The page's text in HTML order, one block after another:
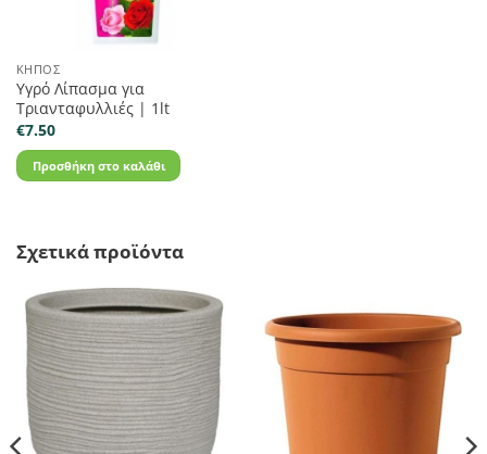
ΚΉΠΟΣ
Υγρό Λίπασμα για
Τριανταφυλλιές | 1lt
€7.50
Προσθήκη στο καλάθι
Σχετικά προϊόντα